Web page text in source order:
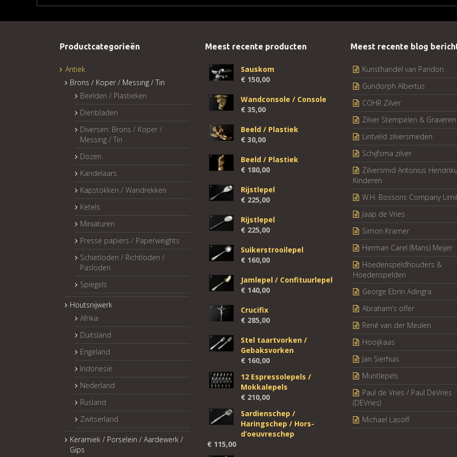
Productcategorieën
Antiek
Brons / Koper / Messing / Tin
Beelden / Plastieken
Dienbladen
Diversen: Brons / Koper /
Messing / Tin
Dozen
Kandelaars
Kapstokken / Wandrekken
Ketels
Miniaturen
Presse papiers / Paperweights
Schietloden / Richtloden /
Pasloden
Spiegels
Houtsnijwerk
Afrika
Duitsland
Engeland
Indonesië
Nederland
Rusland
Zwitserland
Keramiek / Porselein / Aardewerk /
Gips
Meest recente producten
Sauskom
€ 150,00
Wandconsole / Console
€ 35,00
Beeld / Plastiek
€ 30,00
Beeld / Plastiek
€ 180,00
Rijstlepel
€ 225,00
Rijstlepel
€ 225,00
Suikerstrooilepel
€ 160,00
Jamlepel / Confituurlepel
€ 140,00
Crucifix
€ 285,00
Stel taartvorken /
Gebaksvorken
€ 160,00
12 Espressolepels /
Mokkalepels
€ 210,00
Sardienschep /
Haringschep / Hors-
d’oeuvreschep
€ 115,00
Meest recente blog
Kunsthandel van Paridon
Gundorph Albertus
COHR Zilver
Zilver Stempelen & Graveren
Lintveld zilversmeden
Schijfsma zilver
Zilversmid Antonius
Kinderen
W.H. Bossons Company
Jaap de Vries
Simon Kramer
Herman Carel (Mans) Meijer
Hoedenspeldhouders &
Hoedenspelden
George Ebrin Adingra
Abraham’s offer
René van der Meulen
Hooijkaas
Jan Sierhuis
Muntlepels
Paul de Vries / Paul DeVries
(DEVries)
Michael Lasoff